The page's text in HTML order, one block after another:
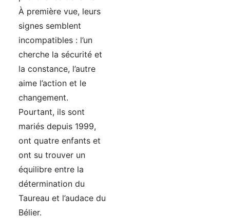
À première vue, leurs
signes semblent
incompatibles : l’un
cherche la sécurité et
la constance, l’autre
aime l’action et le
changement.
Pourtant, ils sont
mariés depuis 1999,
ont quatre enfants et
ont su trouver un
équilibre entre la
détermination du
Taureau et l’audace du
Bélier.